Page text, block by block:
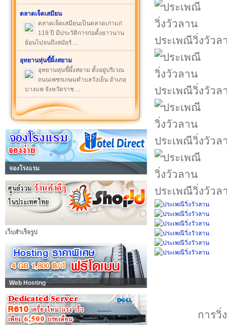
ตลาดเจ็ดเสมียน
ตลาดเจ็ดเสมียนเป็นตลาดเก่าแก่
119 ปี มีประวัติการก่อตั้งยาวนาน
ย้อนไปจนถึงสมัยรั ...
อุทยานหุ่นขี้ผิ้งสยาม
อุทยานหุ่นขี้ผึ้งสยาม ตั้งอยู่บริเวณ
ถนนเพชรเกษมตำบลวังเย็น อำเภอ
บางแพ จังหวัดราช ...
จองโรงแรม
เว็บสำเร็จรูป
Web Hosting
ประเพณีวิ่งวัวล
ประเพณีวิ่งวัวล
ประเพณีวิ่งวัวล
ประเพณีวิ่งวัวล
การวิ่